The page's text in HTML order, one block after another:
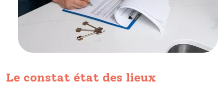
Le constat état des lieux